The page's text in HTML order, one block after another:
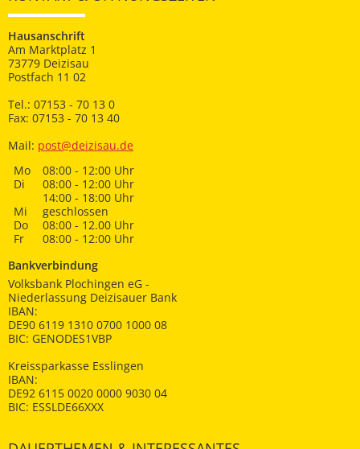
Hausanschrift
Am Marktplatz 1
73779 Deizisau
Postfach 11 02
Tel.: 07153 - 70 13 0
Fax: 07153 - 70 13 40
Mail: post@deizisau.de
Mo
08:00 - 12:00 Uhr
Di
08:00 - 12:00 Uhr
14:00 - 18:00 Uhr
Mi
geschlossen
Do
08:00 - 12.00 Uhr
Fr
08:00 - 12:00 Uhr
Bankverbindung
Volksbank Plochingen eG -
Niederlassung Deizisauer Bank
IBAN:
DE90 6119 1310 0700 1000 08
BIC: GENODES1VBP
Kreissparkasse Esslingen
IBAN:
DE92 6115 0020 0000 9030 04
BIC: ESSLDE66XXX